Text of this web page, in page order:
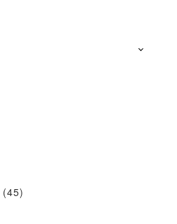
(45)